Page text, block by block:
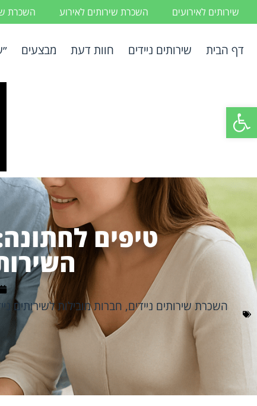
פתח סרגל נגישות
שירותים לאירועים השכרת שירותים לאירוע השכרת
דף הבית שירותים ניידים חוות דעת מבצעים
טיפים
השכרת שירותים ניידים, חברות מובילות לשירותים